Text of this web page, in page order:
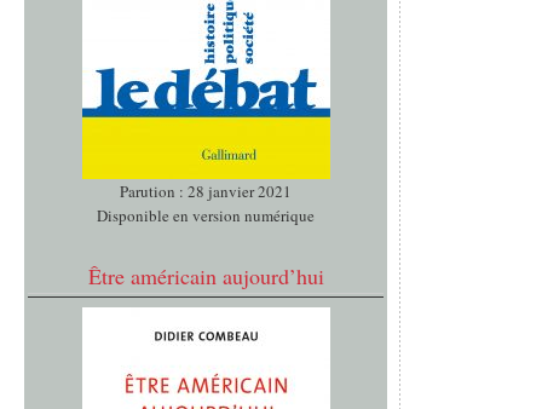
Parution : 28 janvier 2021
Disponible en version numérique
Être américain aujourd’hui